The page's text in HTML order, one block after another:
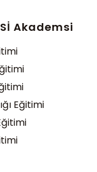
Akademsi
Eğitimi